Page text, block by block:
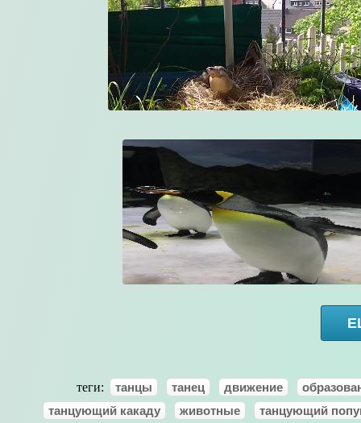
теги: танцы танец движение
танцующий какаду
животные танцующий